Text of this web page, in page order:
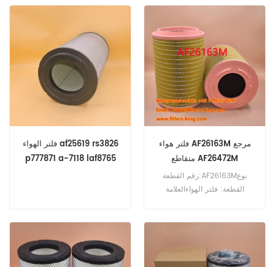
فلتر الهواء af25619 rs3826
p777871 a-7118 laf8765
فلتر هواء AF26163M مرجع
متقاطع AF26472M
رقم القطعة:AF26163Mنوع
القطعة: فلتر الهواءالعلامة